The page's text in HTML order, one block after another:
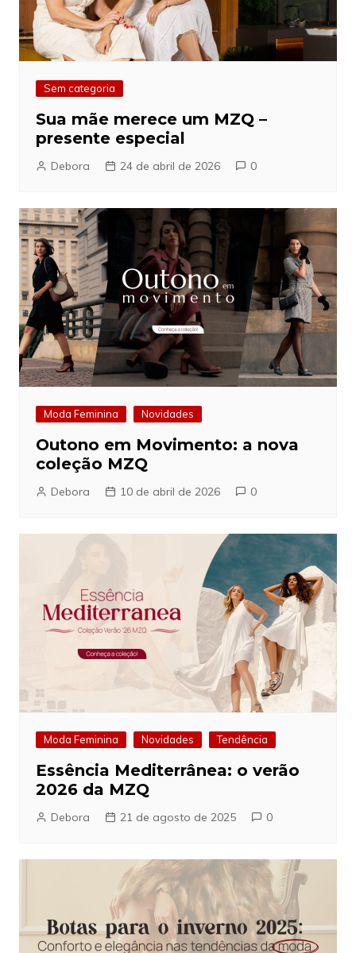
Sem categoria
Sua mãe merece um MZQ –
presente especial
Debora 24 de abril de 2026 0
Moda Feminina Novidades
Outono em Movimento: a nova
coleção MZQ
Debora 10 de abril de 2026 0
Moda Feminina Novidades Tendência
Essência Mediterrânea: o verão
2026 da MZQ
Debora 21 de agosto de 2025 0